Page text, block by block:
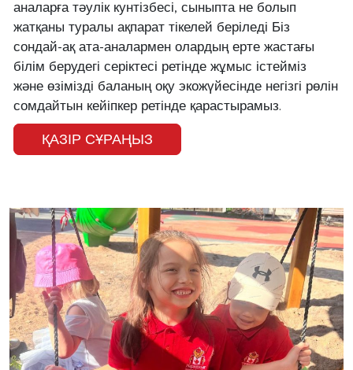
аналарға тәулік кунтізбесі, сыныпта не болып
жатқаны туралы ақпарат тікелей беріледі Біз
сондай-ақ ата-аналармен олардың ерте жастағы
білім берудегі серіктесі ретінде жұмыс істейміз
және өзімізді баланың оқу экожүйесінде негізгі рөлін
сомдайтын кейіпкер ретінде қарастырамыз.
ҚАЗІР СҰРАҢЫЗ